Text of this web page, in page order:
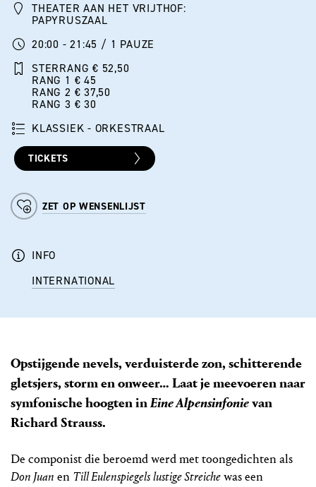
Opstijgende nevels, verduisterde zon, schitterende
gletsjers, storm en onweer… Laat je meevoeren naar
symfonische hoogten inEine Alpensinfonievan
Richard Strauss.
De componist die beroemd werd met toongedichten als
Don Juan en Till Eulenspiegelslustige Streichewas een
THEATER AAN HET VRIJTHOF:
PAPYRUSZAAL
20:00 - 21:45 / 1 PAUZE
STERRANG € 52,50
RANG 1 € 45
RANG 2 € 37,50
RANG 3 € 30
KLASSIEK - ORKESTRAAL
TICKETS
ZET OP WENSENLIJST
INFO
INTERNATIONAL